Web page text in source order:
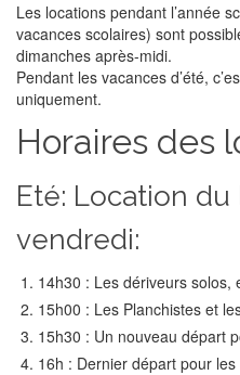
Les locations pendant l’année
vacances scolaires) sont
dimanches après-midi.
Pendant les vacances d’été,
uniquement.
Horaires des
Eté: Location du
vendredi:
14h30 : Les dériveurs solos,
15h00 : Les Planchistes et
15h30 : Un nouveau départ
16h : Dernier départ pour